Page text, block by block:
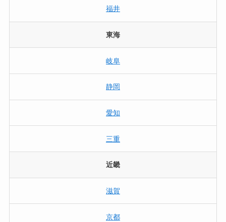
福井
東海
岐阜
静岡
愛知
三重
近畿
滋賀
京都